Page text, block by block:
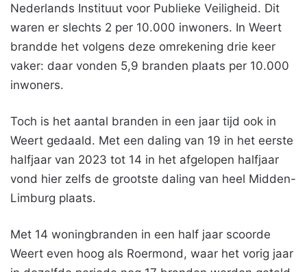
Nederlands Instituut voor Publieke Veiligheid. Dit
waren er slechts 2 per 10.000 inwoners. In Weert
brandde het volgens deze omrekening drie keer
vaker: daar vonden 5,9 branden plaats per 10.000
inwoners.
Toch is het aantal branden in een jaar tijd ook in
Weert gedaald. Met een daling van 19 in het eerste
halfjaar van 2023 tot 14 in het afgelopen halfjaar
vond hier zelfs de grootste daling van heel Midden-
Limburg plaats.
Met 14 woningbranden in een half jaar scoorde
Weert even hoog als Roermond, waar het vorig jaar